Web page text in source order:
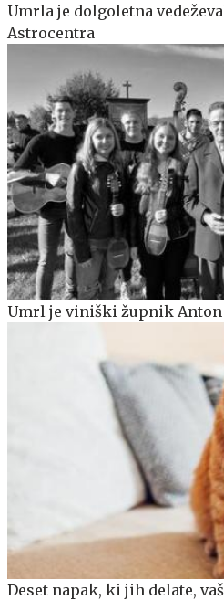
Umrla je dolgoletna
Astrocentra
Umrl je viniški župnik Anton
Deset napak, ki jih delate,